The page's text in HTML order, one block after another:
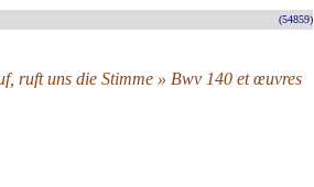
(54859)
ruft uns die Stimme » Bwv 140 et œuvres